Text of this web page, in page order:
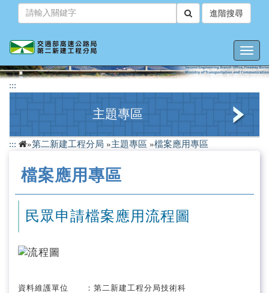
容
進階搜尋
:::
主題專區
檔案應用專區
性別平等專區
性騷擾防治專區
職業安全衛生專區
人權教育專區
影音專區
::: »第二新建工程分局 »主題專區 »檔案應用專區
檔案應用專區
民眾申請檔案應用流程圖
資料維護單位 ：第二新建工程分局技術科